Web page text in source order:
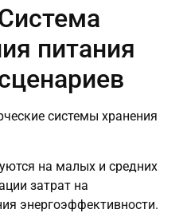
питания
системы хранения
на малых и средних
затрат на
энергоэффективности.